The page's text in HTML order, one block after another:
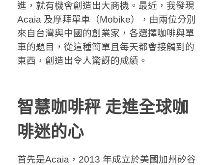
進，就有機會創造出大商機。最近，我發現
Acaia 及摩拜單車（Mobike），由兩位分別
來自台灣與中國的創業家，各選擇咖啡與單
車的題目，從這種簡單且每天都會接觸到的
東西，創造出令人驚訝的成績。
智慧咖啡秤 走進全球咖
啡迷的心
首先是Acaia，2013 年成立於美國加州矽谷